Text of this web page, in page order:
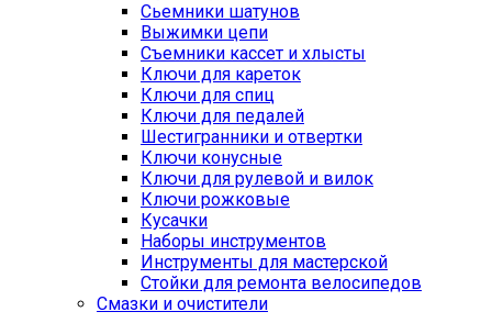
Сьемники шатунов
Выжимки цепи
Съемники кассет и хлысты
Ключи для кареток
Ключи для спиц
Ключи для педалей
Шестигранники и отвертки
Ключи конусные
Ключи для рулевой и вилок
Ключи рожковые
Кусачки
Наборы инструментов
Инструменты для мастерской
Стойки для ремонта велосипедов
Смазки и очистители